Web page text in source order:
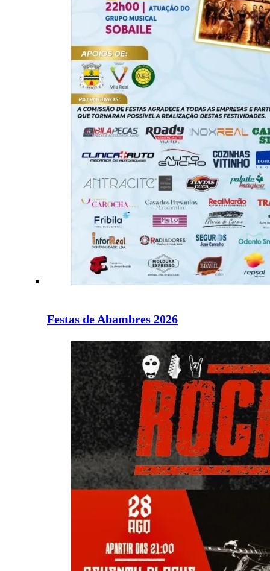
Festas de Abambres 2026